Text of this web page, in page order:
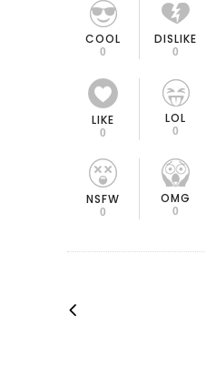
COOL
0
DISLIKE
0
LIKE
0
LOL
0
NSFW
0
OMG
0